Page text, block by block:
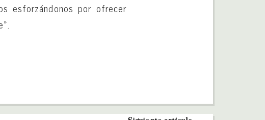
esforzándonos por ofrecer